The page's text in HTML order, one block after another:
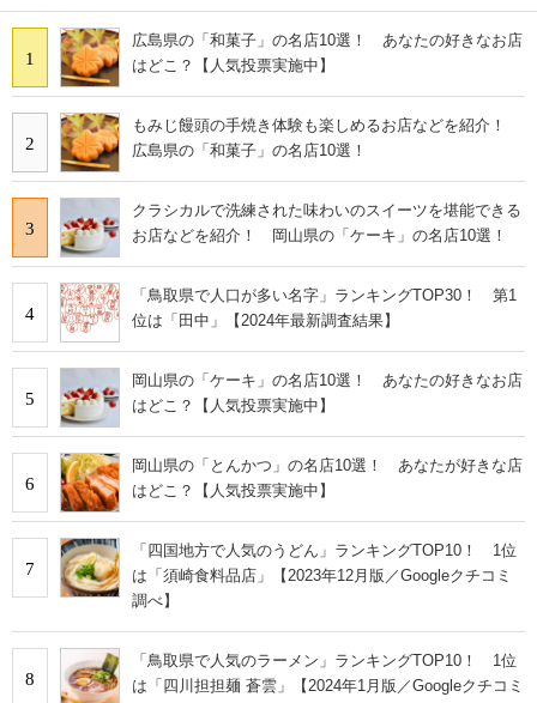
1
広島県の「和菓子」の名店10選！ あなたの好きなお店
はどこ？【人気投票実施中】
2
もみじ饅頭の手焼き体験も楽しめるお店などを紹介！
広島県の「和菓子」の名店10選！
3
クラシカルで洗練された味わいのスイーツを堪能できる
お店などを紹介！ 岡山県の「ケーキ」の名店10選！
4
「鳥取県で人口が多い名字」ランキングTOP30！ 第1
位は「田中」【2024年最新調査結果】
5
岡山県の「ケーキ」の名店10選！ あなたの好きなお店
はどこ？【人気投票実施中】
6
岡山県の「とんかつ」の名店10選！ あなたが好きな店
はどこ？【人気投票実施中】
7
「四国地方で人気のうどん」ランキングTOP10！ 1位
は「須崎食料品店」【2023年12月版／Googleクチコミ
調べ】
8
「鳥取県で人気のラーメン」ランキングTOP10！ 1位
は「四川担担麺 蒼雲」【2024年1月版／Googleクチコミ